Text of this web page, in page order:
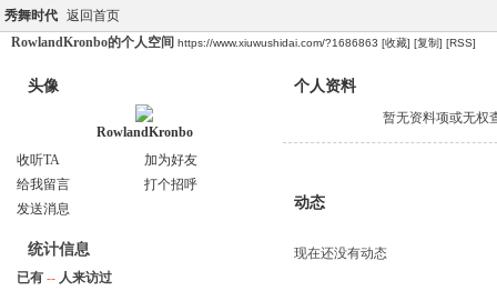
秀舞时代 返回首页
RowlandKronbo的个人空间 https://www.xiuwushidai.com/?1686863 [收藏] [复制] [RSS]
头像
RowlandKronbo
收听TA
加为好友
给我留言
打个招呼
发送消息
统计信息
已有 -- 人来访过
个人资料
暂无资料项或无权
动态
现在还没有动态